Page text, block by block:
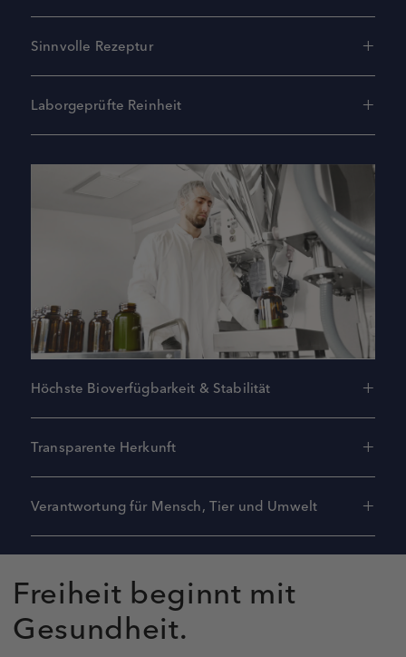
Sinnvolle Rezeptur
Laborgeprüfte Reinheit
Höchste Bioverfügbarkeit & Stabilität
Transparente Herkunft
Verantwortung für Mensch, Tier und Umwelt
Freiheit beginnt mit
Gesundheit.